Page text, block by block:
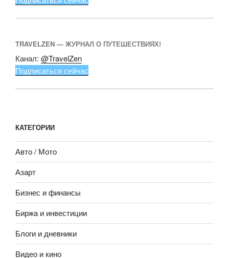
TRAVELZEN — ЖУРНАЛ О ПУТЕШЕСТВИЯХ!
Канал: @TravelZen
Подписаться сейчас
КАТЕГОРИИ
Авто / Мото
Азарт
Бизнес и финансы
Биржа и инвестиции
Блоги и дневники
Видео и кино